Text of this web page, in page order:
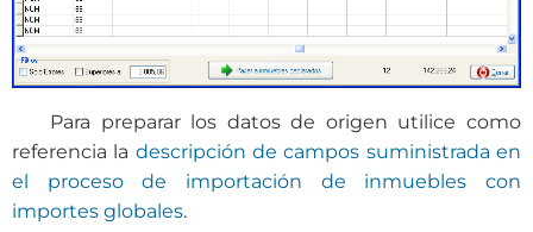
Para preparar los datos de origen utilice como
referencia la descripción de campos suministrada en
el proceso de importación de inmuebles con
importes globales.